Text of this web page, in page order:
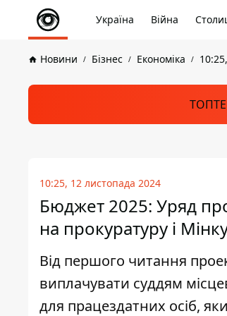
Україна Війна
Новини Бізнес Економіка
10:25, 12 листопада 2024
Бюджет 2025: Уряд
на прокуратуру і
Від першого читання
виплачувати суддям
для працездатних осіб,